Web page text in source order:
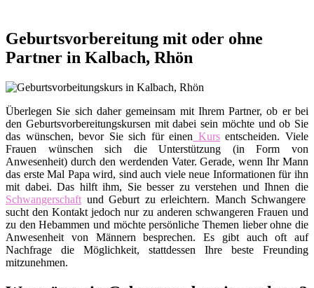
Geburtsvorbereitung mit oder ohne
Partner in Kalbach, Rhön
Überlegen Sie sich daher gemeinsam mit Ihrem Partner, ob er bei
den Geburtsvorbereitungskursen mit dabei sein möchte und ob Sie
das wünschen, bevor Sie sich für einen Kursentscheiden. Viele
Frauen wünschen sich die Unterstützung (in Form von
Anwesenheit) durch den werdenden Vater. Gerade, wenn Ihr Mann
das erste Mal Papa wird, sind auch viele neue Informationen für ihn
mit dabei. Das hilft ihm, Sie besser zu verstehen und Ihnen die
Schwangerschaft und Geburt zu erleichtern. Manch Schwangere
sucht den Kontakt jedoch nur zu anderen schwangeren Frauen und
zu den Hebammen und möchte persönliche Themen lieber ohne die
Anwesenheit von Männern besprechen. Es gibt auch oft auf
Nachfrage die Möglichkeit, stattdessen Ihre beste Freunding
mitzunehmen.